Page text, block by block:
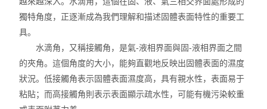
位移及其控制系統
光譜色譜分析儀器
TOF相機（Time of Flight）
獨特角度，正逐漸成為我們理解和描述固體表面特性的重要工
具。
水滴角，又稱接觸角，是氣-液相界面與固-液相界面之間
的夾角。這個角度的大小，能夠直觀地反映出固體表面的濕度
狀況。低接觸角表示固體表面濕度高，具有親水性，表面易于
粘貼；而高接觸角則表示表面顯示疏水性，可能有機污染較重